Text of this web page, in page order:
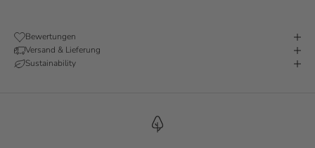
Bewertungen
Versand & Lieferung
Sustainability